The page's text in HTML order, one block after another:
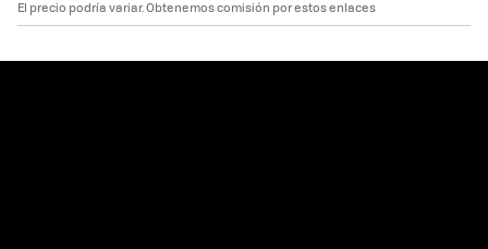
El precio podría variar. Obtenemos comisión por estos enlaces